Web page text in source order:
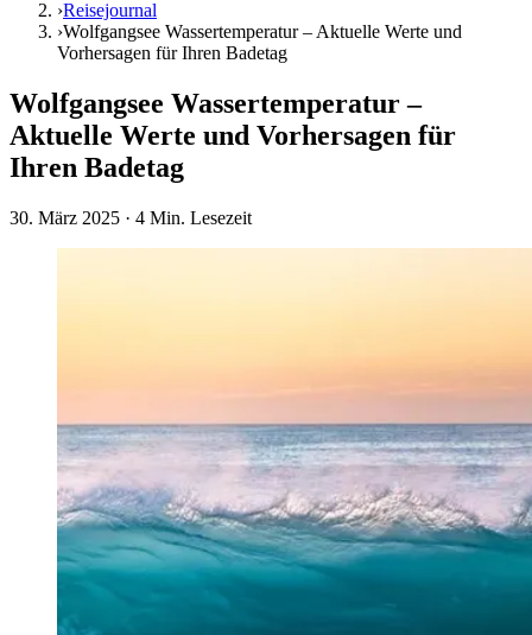
›Reisejournal
›Wolfgangsee Wassertemperatur – Aktuelle Werte und
Vorhersagen für Ihren Badetag
Wolfgangsee Wassertemperatur –
Aktuelle Werte und Vorhersagen für
Ihren Badetag
30. März 2025 · 4 Min. Lesezeit